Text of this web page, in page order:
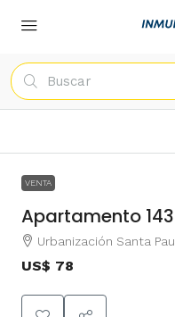
−
VENTA
Apartamento
Urbanización Santa
US$ 78